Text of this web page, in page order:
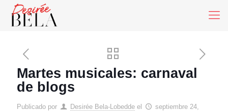
Martes musicales: carnaval
de blogs
Publicado por Desirée Bela-Lobedde el
septiembre 24,